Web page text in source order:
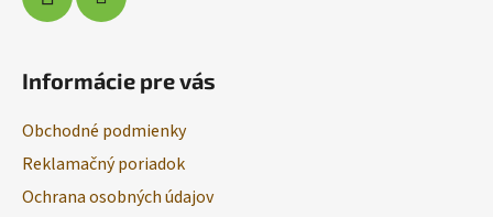
Informácie pre vás
Obchodné podmienky
Reklamačný poriadok
Ochrana osobných údajov